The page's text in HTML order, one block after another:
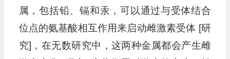
属，包括铅、镉和汞，可以通过与受体结合
位点的氨基酸相互作用来启动雌激素受体 [研
究]，在无数研究中，这两种金属都会产生雌